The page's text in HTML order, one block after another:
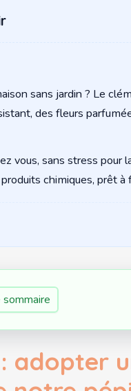
sans jardin ? Le
des fleurs
vous, sans stress pour
chimiques, prêt
adopter